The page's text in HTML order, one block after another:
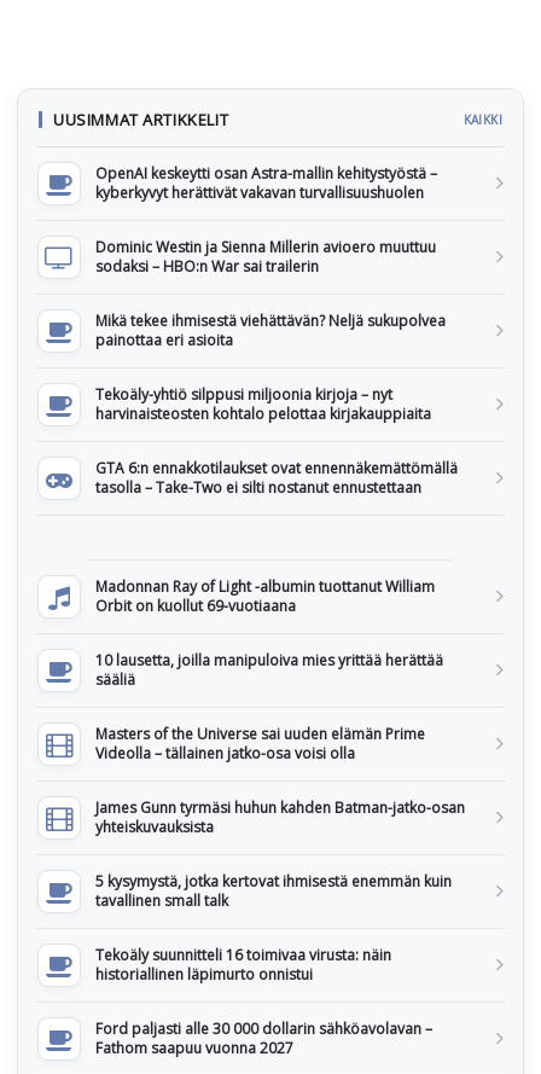
UUSIMMAT ARTIKKELIT KAIKKI
OpenAI keskeytti osan Astra-mallin kehitystyöstä –
kyberkyvyt herättivät vakavan turvallisuushuolen
Dominic Westin ja Sienna Millerin avioero muuttuu
sodaksi – HBO:n War sai trailerin
Mikä tekee ihmisestä viehättävän? Neljä sukupolvea
painottaa eri asioita
Tekoäly-yhtiö silppusi miljoonia kirjoja – nyt
harvinaisteosten kohtalo pelottaa kirjakauppiaita
GTA 6:n ennakkotilaukset ovat ennennäkemättömällä
tasolla – Take-Two ei silti nostanut ennustettaan
Madonnan Ray of Light -albumin tuottanut William
Orbit on kuollut 69-vuotiaana
10 lausetta, joilla manipuloiva mies yrittää herättää
sääliä
Masters of the Universe sai uuden elämän Prime
Videolla – tällainen jatko-osa voisi olla
James Gunn tyrmäsi huhun kahden Batman-jatko-osan
yhteiskuvauksista
5 kysymystä, jotka kertovat ihmisestä enemmän kuin
tavallinen small talk
Tekoäly suunnitteli 16 toimivaa virusta: näin
historiallinen läpimurto onnistui
Ford paljasti alle 30 000 dollarin sähköavolavan –
Fathom saapuu vuonna 2027